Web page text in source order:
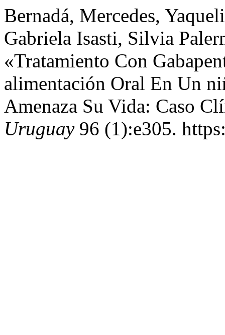
Bernadá, Mercedes,
Gabriela Isasti, Silvia
«Tratamiento Con
alimentación Oral En Un
Amenaza Su Vida: Caso
Uruguay96 (1):e305.